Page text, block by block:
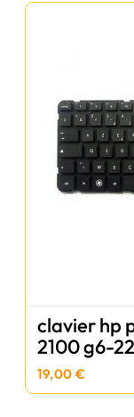
clavier hp
2100 g6-
19,00 €